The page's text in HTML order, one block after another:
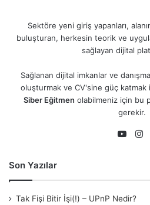
Sektöre yeni giriş yapanları,
buluşturan, herkesin teorik ve
sağlayan dijital
Sağlanan dijital imkanlar ve
oluşturmak ve CV'sine güç
Siber Eğitmen olabilmeniz için bu
gerekir.
Son Yazılar
Tak Fişi Bitir İşi(!) – UPnP Nedir?